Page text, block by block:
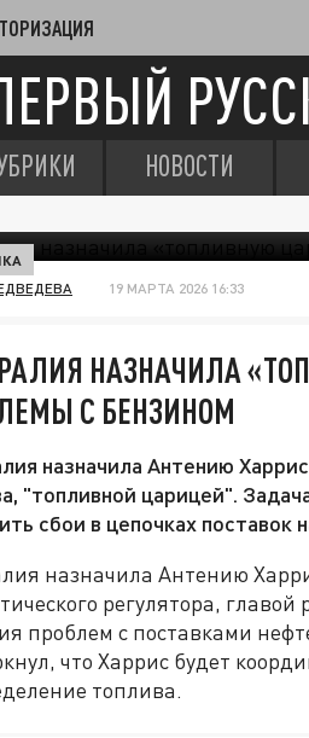
НОВОСТИ
19 МАРТА 2026 16:33
НАЗНАЧИЛА
С БЕНЗИНОМ
назначила Антению
"топливной царицей".
сбои в цепочках поставок
назначила Антению
регулятора,
проблем с поставками
что Харрис будет
топлива.